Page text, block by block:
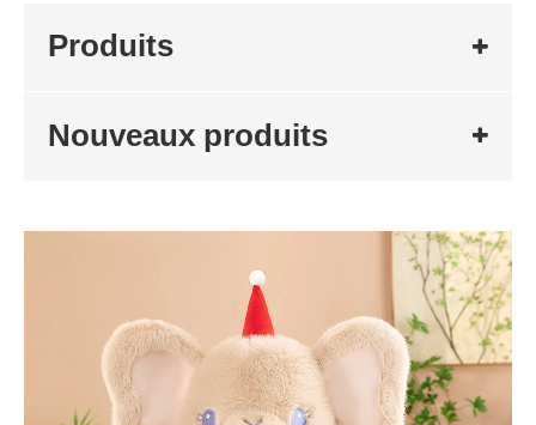
Produits
Nouveaux produits